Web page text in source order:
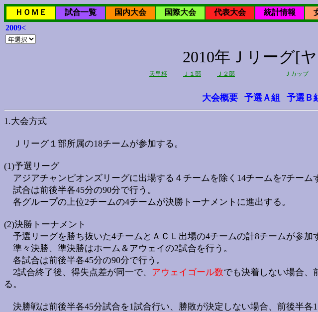
ＨＯＭＥ 試合一覧 国内大会 国際大会 代表大会 統計情報
2009<
2010年Ｊリーグ[
天皇杯 Ｊ１部 Ｊ２部 Ｊカップ
大会概要 予選Ａ組 予選Ｂ
1.大会方式
Ｊリーグ１部所属の18チームが参加する。
(1)予選リーグ
アジアチャンピオンズリーグに出場する４チームを除く14チームを7チーム
試合は前後半各45分の90分で行う。
各グループの上位2チームの4チームが決勝トーナメントに進出する。
(2)決勝トーナメント
予選リーグを勝ち抜いた4チームとＡＣＬ出場の4チームの計8チームが参加
準々決勝、準決勝はホーム＆アウェイの2試合を行う。
各試合は前後半各45分の90分で行う。
2試合終了後、得失点差が同一で、 アウェイゴール数でも決着しない場合、
る。
決勝戦は前後半各45分試合を1試合行い、勝敗が決定しない場合、前後半各